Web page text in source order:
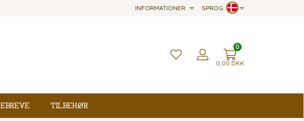
SPROG:
INFORMATIONER
0,00 DKK
0
Tilbehør